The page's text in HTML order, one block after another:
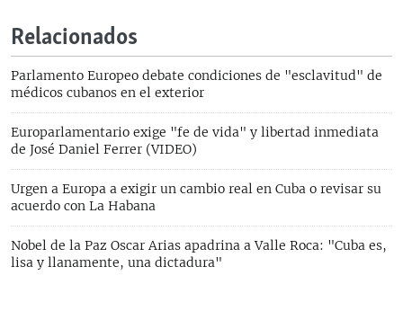
Relacionados
Parlamento Europeo debate condiciones de "esclavitud" de
médicos cubanos en el exterior
Europarlamentario exige "fe de vida" y libertad inmediata
de José Daniel Ferrer (VIDEO)
Urgen a Europa a exigir un cambio real en Cuba o revisar su
acuerdo con La Habana
Nobel de la Paz Oscar Arias apadrina a Valle Roca: "Cuba es,
lisa y llanamente, una dictadura"